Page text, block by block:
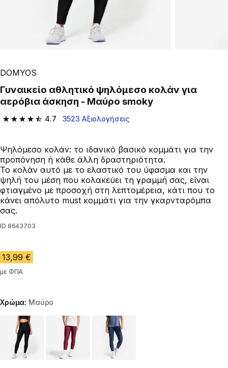
DOMYOS
Γυναικείο αθλητικό ψηλόμεσο κολάν για
αερόβια άσκηση - Μαύρο smoky
4.7
4.7 out of 5 stars from 3523 reviews
3523 Αξιολογήσεις
Ψηλόμεσο κολάν: το ιδανικό βασικό κομμάτι για την
προπόνηση ή κάθε άλλη δραστηριότητα.
Το κολάν αυτό με το ελαστικό του ύφασμα και την
ψηλή του μέση που κολακεύει τη γραμμή σας, είναι
φτιαγμένο με προσοχή στη λεπτομέρεια, κάτι που το
κάνει απόλυτο must κομμάτι για την γκαρνταρόμπα
σας.
ID 8643703
13,99 €
με ΦΠΑ
Χρώμα: Μαύρο
Choose a variant